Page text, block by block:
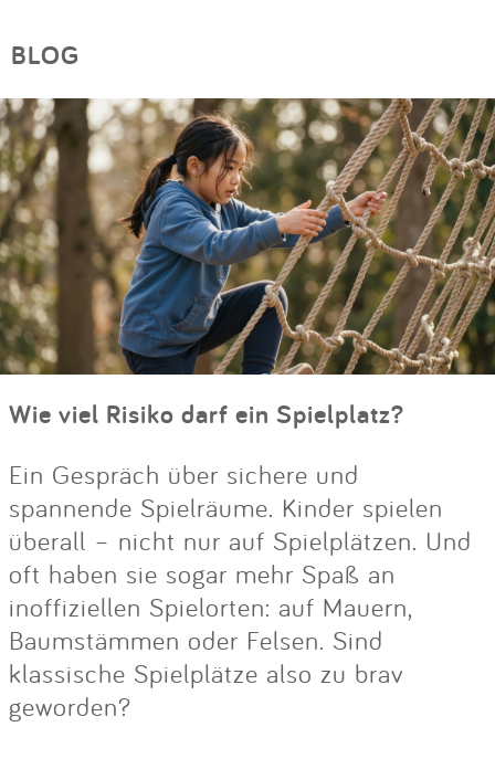
BLOG
Wie viel Risiko darf ein Spielplatz?
Ein Gespräch über sichere und
spannende Spielräume. Kinder spielen
überall – nicht nur auf Spielplätzen. Und
oft haben sie sogar mehr Spaß an
inoffiziellen Spielorten: auf Mauern,
Baumstämmen oder Felsen. Sind
klassische Spielplätze also zu brav
geworden?